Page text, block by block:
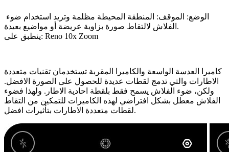
الوضع: الموقف: المنطقة المحيطة مظلمة وتريد استخدام ضوء
الفلاش لالتقاط صورة بزاوية عريضة أو مواضيع بعيدة.
ينطبق على: Reno 10x Zoom
كاميرا العدسة الواسعة والكاميرا المقربة تستخدمان تقنيات متعددة
الاطارات والتي تدمج لقطات عديدة للحصول على الصورة الافضل.
ولكن، ضوء الفلاش يسمح فقط بلقطة احادية الاطار. ولهذا فضوء
الفلاش معطل بشكل افتراضي لهذه الكاميرات للتمكين من التقاط
لقطات متعددة الاطارات بتأثيرات افضل.